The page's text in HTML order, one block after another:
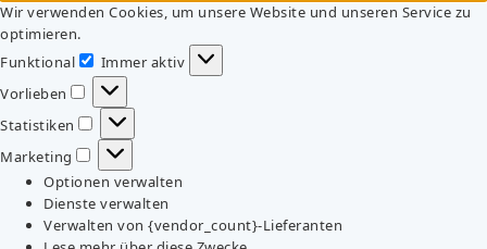
Wir verwenden Cookies, um unsere Website und unseren Service zu
optimieren.
Funktional
Funktional
Immer aktiv
Vorlieben
Vorlieben
Statistiken
Statistiken
Marketing
Marketing
Optionen verwalten
Dienste verwalten
Verwalten von {vendor_count}-Lieferanten